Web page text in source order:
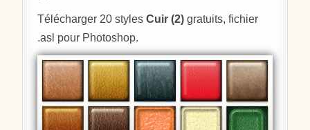
Télécharger 20 stylesCuir (2) gratuits, fichier
.asl pour Photoshop.